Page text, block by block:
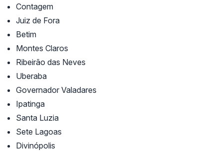
Contagem
Juiz de Fora
Betim
Montes Claros
Ribeirão das Neves
Uberaba
Governador Valadares
Ipatinga
Santa Luzia
Sete Lagoas
Divinópolis